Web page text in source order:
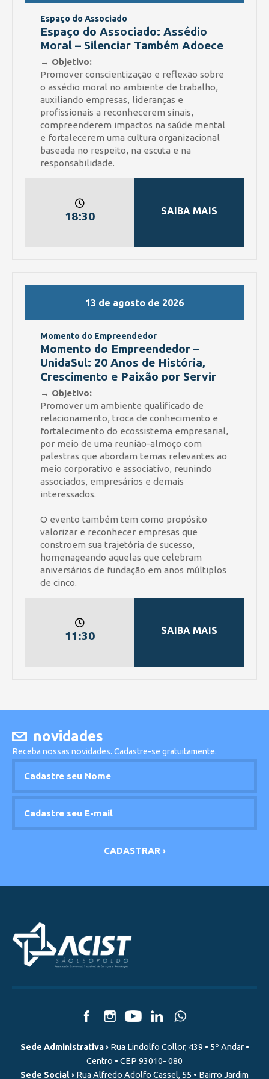
Espaço do Associado
Espaço do Associado: Assédio
Moral – Silenciar Também Adoece
→ Objetivo:
Promover conscientização e reflexão sobre
o assédio moral no ambiente de trabalho,
auxiliando empresas, lideranças e
profissionais a reconhecerem sinais,
compreenderem impactos na saúde mental
e fortalecerem uma cultura organizacional
baseada no respeito, na escuta e na
responsabilidade.
18:30 SAIBA MAIS
13 de agosto de 2026
Momento do Empreendedor
Momento do Empreendedor –
UnidaSul: 20 Anos de História,
Crescimento e Paixão por Servir
→ Objetivo:
Promover um ambiente qualificado de
relacionamento, troca de conhecimento e
fortalecimento do ecossistema empresarial,
por meio de uma reunião-almoço com
palestras que abordam temas relevantes ao
meio corporativo e associativo, reunindo
associados, empresários e demais
interessados.
O evento também tem como propósito
valorizar e reconhecer empresas que
constroem sua trajetória de sucesso,
homenageando aquelas que celebram
aniversários de fundação em anos múltiplos
de cinco.
11:30 SAIBA MAIS
novidades
Receba nossas novidades. Cadastre-se gratuitamente.
Sede Administrativa ›Rua Lindolfo Collor, 439 • 5º Andar •
Centro • CEP 93010- 080
Sede Social › Rua Alfredo Adolfo Cassel, 55 • Bairro Jardim